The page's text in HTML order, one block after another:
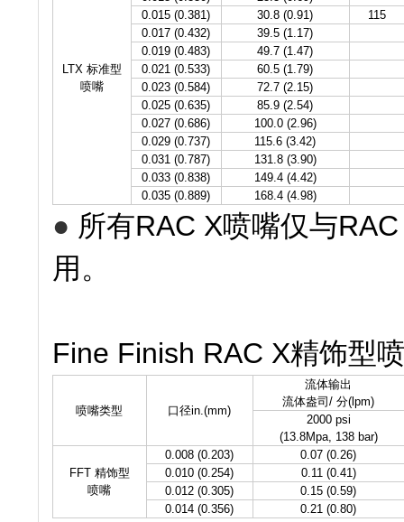
LTX 标准型
喷嘴
0.015 (0.381)
30.8 (0.91)
115
0.017 (0.432)
39.5 (1.17)
0.019 (0.483)
49.7 (1.47)
0.021 (0.533)
60.5 (1.79)
0.023 (0.584)
72.7 (2.15)
0.025 (0.635)
85.9 (2.54)
0.027 (0.686)
100.0 (2.96)
0.029 (0.737)
115.6 (3.42)
0.031 (0.787)
131.8 (3.90)
0.033 (0.838)
149.4 (4.42)
0.035 (0.889)
168.4 (4.98)
● 所有RAC X喷嘴仅与
用。
Fine Finish RAC X精饰型
喷嘴类型 口径in.(mm)
流体输出
流体盎司/ 分(lpm)
2000 psi
(13.8Mpa, 138 bar)
FFT 精饰型
喷嘴
0.008 (0.203)
0.07 (0.26)
0.010 (0.254)
0.11 (0.41)
0.012 (0.305)
0.15 (0.59)
0.014 (0.356)
0.21 (0.80)